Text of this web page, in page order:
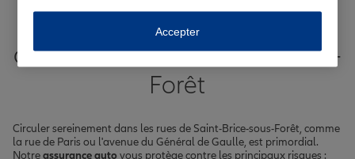
Votre assurance auto, moto
ou scooter à Saint-Brice-sous-
Forêt
Circuler sereinement dans les rues de Saint-Brice-sous-Forêt, comme
la rue de Paris ou l'avenue du Général de Gaulle, est primordial.
Notreassurance auto vous protège contre les principaux risques :
Accepter